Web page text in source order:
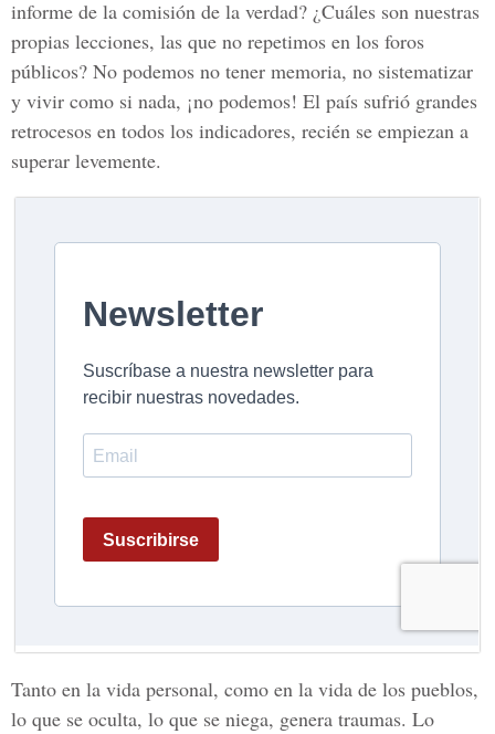
informe de la comisión de la verdad? ¿Cuáles son nuestras
propias lecciones, las que no repetimos en los foros
públicos? No podemos no tener memoria, no sistematizar
y vivir como si nada, ¡no podemos! El país sufrió grandes
retrocesos en todos los indicadores, recién se empiezan a
superar levemente.
Tanto en la vida personal, como en la vida de los pueblos,
lo que se oculta, lo que se niega, genera traumas. Lo